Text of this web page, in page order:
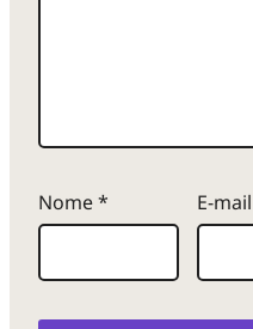
Nome* E-mail